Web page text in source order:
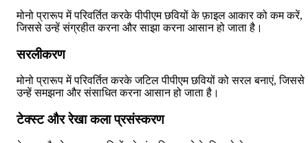
मोनो प्रारूप में परिवर्तित करके पीपीएम छवियों के फ़ाइल आकार को कम करें,
जिससे उन्हें संग्रहीत करना और साझा करना आसान हो जाता है।
सरलीकरण
मोनो प्रारूप में परिवर्तित करके जटिल पीपीएम छवियों को सरल बनाएं, जिससे
उन्हें समझना और संसाधित करना आसान हो जाता है।
टेक्स्ट और रेखा कला प्रसंस्करण